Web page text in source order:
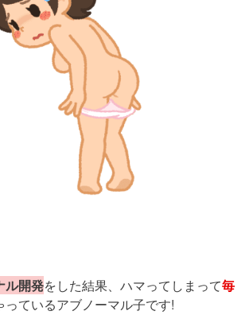
ル開発をした結果、ハマってしまって毎
っているアブノーマル子です!